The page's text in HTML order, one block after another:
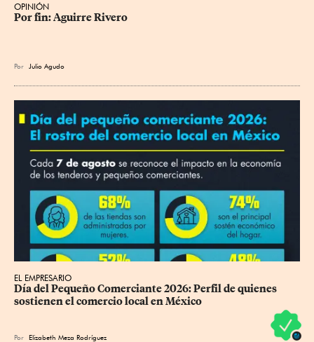
OPINIÓN
Por fin: Aguirre Rivero
Por Julio Agudo
EL EMPRESARIO
Día del Pequeño Comerciante 2026: Perfil de quienes
sostienen el comercio local en México
Por Elizabeth Meza Rodríguez